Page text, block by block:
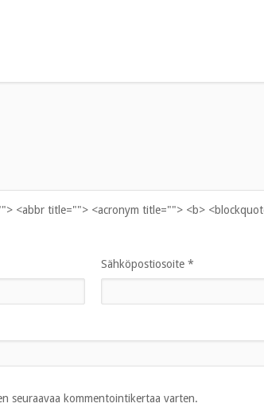
<abbr title=""> <acronym title=""> <b>
Sähköpostiosoite *
seuraavaa kommentointikertaa varten.